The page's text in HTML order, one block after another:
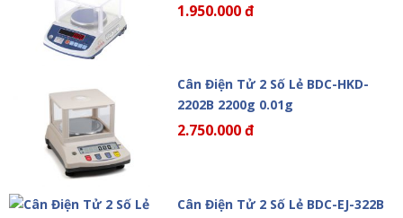
1.950.000 đ
Cân Điện Tử 2 Số Lẻ BDC-HKD-
2202B 2200g 0.01g
2.750.000 đ
Cân Điện Tử 2 Số Lẻ BDC-EJ-322B